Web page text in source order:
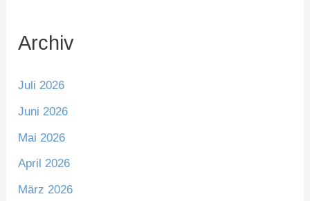
Archiv
Juli 2026
Juni 2026
Mai 2026
April 2026
März 2026